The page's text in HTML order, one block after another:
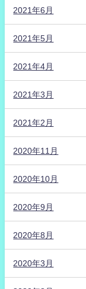
2021年6月
2021年5月
2021年4月
2021年3月
2021年2月
2020年11月
2020年10月
2020年9月
2020年8月
2020年3月